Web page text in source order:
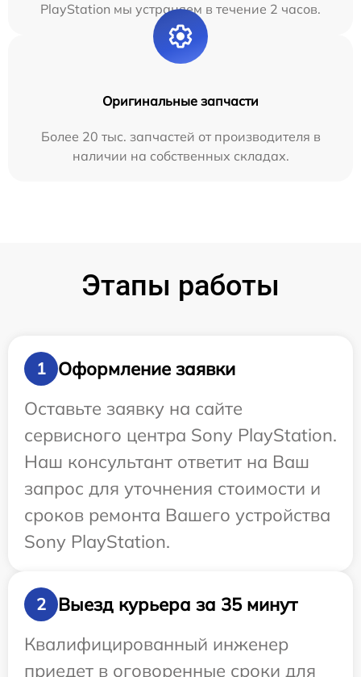
PlayStation мы устраняем в течение 2 часов.
Оригинальные запчасти
Более 20 тыс. запчастей от производителя в
наличии на собственных складах.
Этапы работы
1
Оформление заявки
Оставьте заявку на сайте
сервисного центра Sony PlayStation.
Наш консультант ответит на Ваш
запрос для уточнения стоимости и
сроков ремонта Вашего устройства
Sony PlayStation.
2
Выезд курьера за 35 минут
Квалифицированный инженер
приедет в оговоренные сроки для